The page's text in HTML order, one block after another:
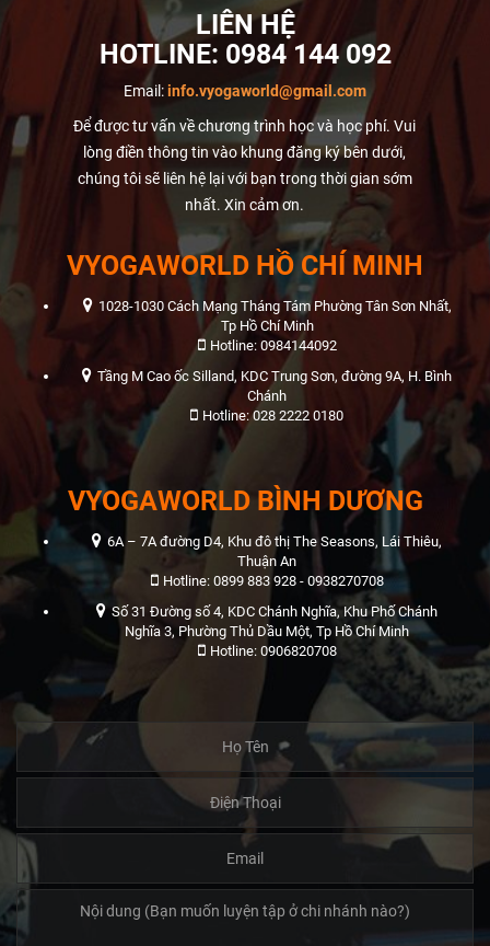
LIÊN HỆ
HOTLINE: 0984 144 092
Email:info.vyogaworld@gmail.com
Để được tư vấn về chương trình học và học phí. Vui
lòng điền thông tin vào khung đăng ký bên dưới,
chúng tôi sẽ liên hệ lại với bạn trong thời gian sớm
nhất. Xin cảm ơn.
VYOGAWORLD HỒ CHÍ MINH
1028-1030 Cách Mạng Tháng Tám Phường Tân Sơn Nhất,
Tp Hồ Chí Minh
Hotline: 0984144092
Tầng M Cao ốc Silland, KDC Trung Sơn, đường 9A, H. Bình
Chánh
Hotline: 028 2222 0180
VYOGAWORLD BÌNH DƯƠNG
6A – 7A đường D4, Khu đô thị The Seasons, Lái Thiêu,
Thuận An
Hotline: 0899 883 928 - 0938270708
Số 31 Đường số 4, KDC Chánh Nghĩa, Khu Phố Chánh
Nghĩa 3, Phường Thủ Dầu Một, Tp Hồ Chí Minh
Hotline: 0906820708